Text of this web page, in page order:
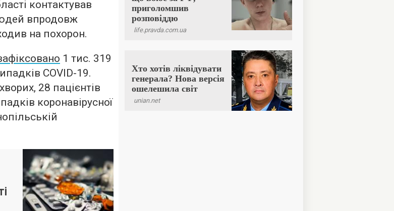
контактував
впродовж
на похорон.
1 тис. 319
COVID-19.
28 пацієнтів
коронавірусної